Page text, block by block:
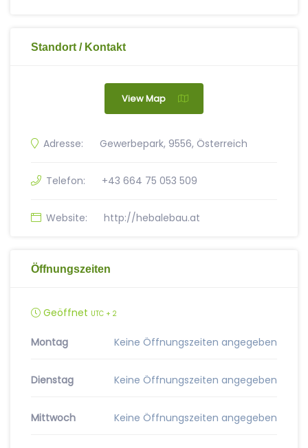
Standort / Kontakt
View Map
Adresse: Gewerbepark, 9556, Österreich
Telefon: +43 664 75 053 509
Website: http://hebalebau.at
Öffnungszeiten
Geöffnet UTC + 2
Montag Keine Öffnungszeiten angegeben
Dienstag Keine Öffnungszeiten angegeben
Mittwoch Keine Öffnungszeiten angegeben